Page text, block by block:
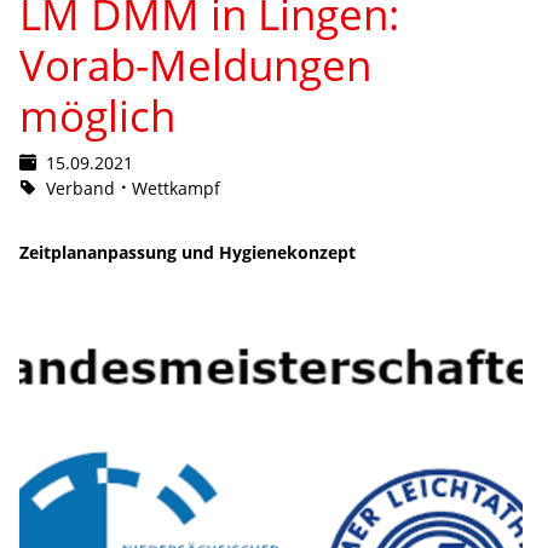
LM DMM in Lingen:
Vorab-Meldungen
möglich
15.09.2021
Verband
Wettkampf
Zeitplananpassung und Hygienekonzept